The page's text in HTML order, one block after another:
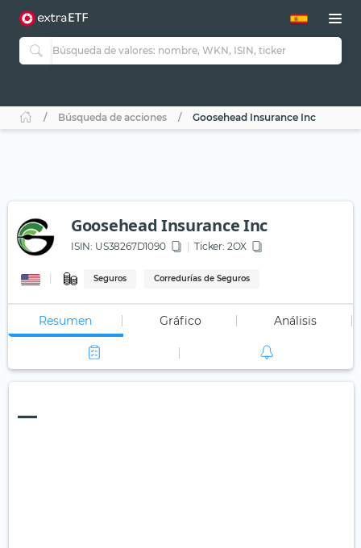
Búsqueda de acciones Goosehead Insurance Inc
Goosehead Insurance Inc
ISIN: US38267D1090 Ticker: 2OX
Seguros Corredurías de Seguros
Resumen Gráfico Análisis
—